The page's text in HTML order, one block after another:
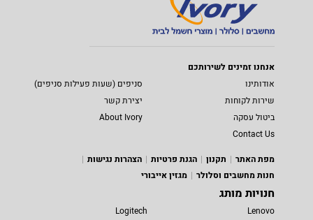
אנחנו זמינים לשירותכם
אודותינו
סניפים (שעות פעילות סניפים)
שירות לקוחות
יצירת קשר
ביטול עסקה
About Ivory
Contact Us
מפת האתר
תקנון הגנת פרטיות
הצהרות נגישות
חנות מחשבים וסלולר
מגזין אייבורי
חנויות מותג
Lenovo
Logitech